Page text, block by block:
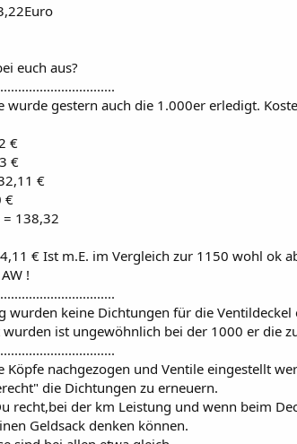
euch aus?
wurde gestern auch die 1.000er erledigt.
€
€
€
€
= 138,32
€ Ist m.E. im Vergleich zur 1150 wohl ok
!
wurden keine Dichtungen für die
ist ungewöhnlich bei der 1000 er die
Köpfe nachgezogen und Ventile eingestellt
die Dichtungen zu erneuern.
recht,bei der km Leistung und wenn beim
Geldsack denken können.